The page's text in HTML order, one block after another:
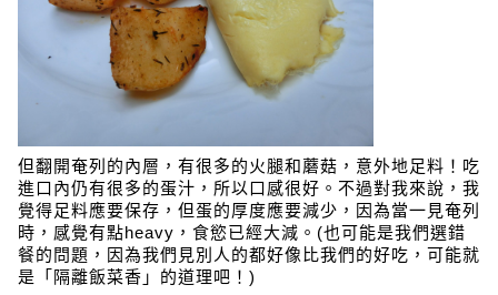
但翻開奄列的內層，有很多的火腿和蘑菇，意外地足料！吃
進口內仍有很多的蛋汁，所以口感很好。不過對我來說，我
覺得足料應要保存，但蛋的厚度應要減少，因為當一見奄列
時，感覺有點heavy，食慾已經大減。(也可能是我們選錯
餐的問題，因為我們見別人的都好像比我們的好吃，可能就
是 「 隔離飯菜香 」 的道理吧！)